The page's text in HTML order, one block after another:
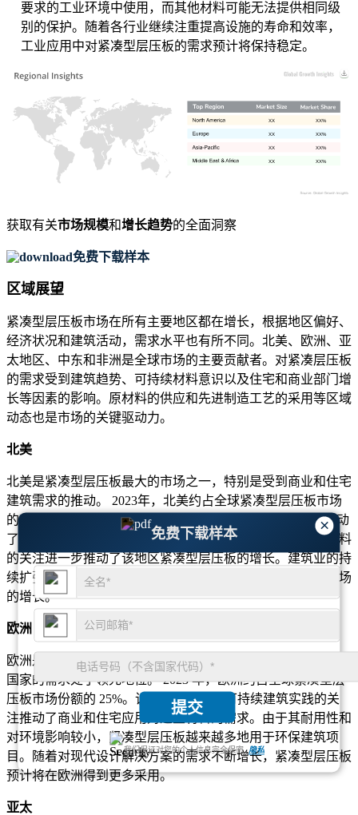
×
免费下载样本
提交
我们保证对您的个人信息完全保密.隐私
要求的工业环境中使用，而其他材料可能无法提供相同级
别的保护。随着各行业继续注重提高设施的寿命和效率，
工业应用中对紧凑型层压板的需求预计将保持稳定。
XX%
XX
XX%
XX
XX%
XX
XX%
XX
获取有关市场规模和增长趋势的全面洞察
免费下载样本
区域展望
紧凑型层压板市场在所有主要地区都在增长，根据地区偏好、
经济状况和建筑活动，需求水平也有所不同。北美、欧洲、亚
太地区、中东和非洲是全球市场的主要贡献者。对紧凑层压板
的需求受到建筑趋势、可持续材料意识以及住宅和商业部门增
长等因素的影响。原材料的供应和先进制造工艺的采用等区域
动态也是市场的关键驱动力。
北美
北美是紧凑型层压板最大的市场之一，特别是受到商业和住宅
建筑需求的推动。 2023年，北美约占全球紧凑型层压板市场
的35%。住宅和商业空间对耐用、美观的表面材料的需求推动
了紧凑型层压板的采用。此外，对建筑中可持续性和环保材料
的关注进一步推动了该地区紧凑型层压板的增长。建筑业的持
续扩张，特别是在城市地区，预计将在未来几年支持北美市场
的增长。
欧洲
欧洲是紧凑型层压板的另一个重要市场，德国、法国和英国等
国家的需求处于领先地位。 2023 年，欧洲约占全球紧凑型层
压板市场份额的 25%。该地区对节能和可持续建筑实践的关
注推动了商业和住宅应用对这些材料的需求。由于其耐用性和
对环境影响较小，紧凑型层压板越来越多地用于环保建筑项
目。随着对现代设计解决方案的需求不断增长，紧凑型层压板
预计将在欧洲得到更多采用。
亚太